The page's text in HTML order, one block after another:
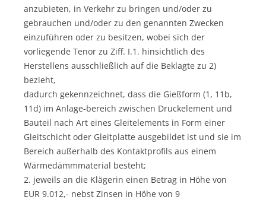
anzubieten, in Verkehr zu bringen und/oder zu
gebrauchen und/oder zu den genannten Zwecken
einzuführen oder zu besitzen, wobei sich der
vorliegende Tenor zu Ziff. I.1. hinsichtlich des
Herstellens ausschließlich auf die Beklagte zu 2)
bezieht,
dadurch gekennzeichnet, dass die Gießform (1, 11b,
11d) im Anlage-bereich zwischen Druckelement und
Bauteil nach Art eines Gleitelements in Form einer
Gleitschicht oder Gleitplatte ausgebildet ist und sie im
Bereich außerhalb des Kontaktprofils aus einem
Wärmedämmmaterial besteht;
2. jeweils an die Klägerin einen Betrag in Höhe von
EUR 9.012,- nebst Zinsen in Höhe von 9